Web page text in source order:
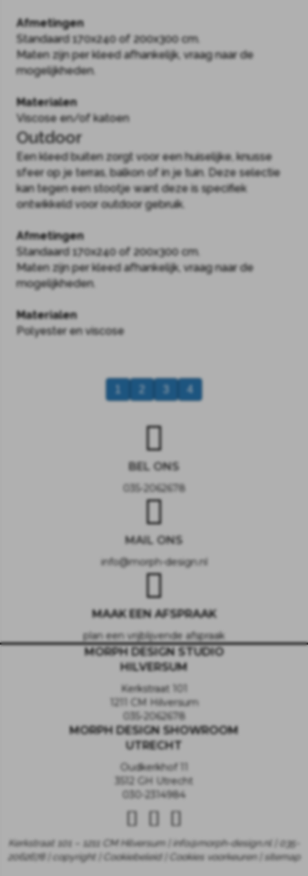
Afmetingen
Standaard 170x240 of 200x300 cm.
Maten zijn per kleed afhankelijk, vraag naar de
mogelijkheden.
Materialen
Viscose en/of katoen
Outdoor
Een kleed buiten zorgt voor een huiselijke, knusse
sfeer op je terras, balkon of in je tuin. Deze selectie
kan tegen een stootje want deze is specifiek
ontwikkeld voor outdoor gebruik.
Afmetingen
Standaard 170x240 of 200x300 cm.
Maten zijn per kleed afhankelijk, vraag naar de
mogelijkheden.
Materialen
Polyester en viscose
4
BEL ONS
035-2062678
MAIL ONS
info@morph-design.nl
MAAK EEN AFSPRAAK
plan een vrijblijvende afspraak
MORPH DESIGN STUDIO
HILVERSUM
Kerkstraat 101
1211 CM Hilversum
035-2062678
MORPH DESIGN SHOWROOM
UTRECHT
Oudkerkhof 11
3512 GH Utrecht
030-2314984
Kerkstraat 101 – 1211 CM Hilversum | info@morph-design.nl | 035-
2062678 | copyright |
Cookiebeleid Cookies voorkeuren sitemap